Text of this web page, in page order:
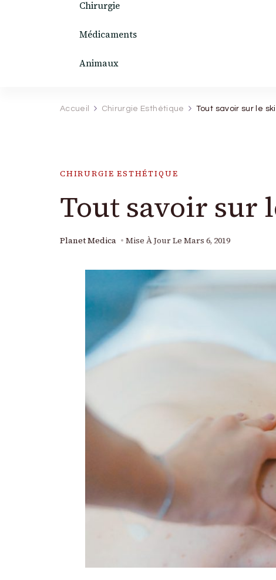
Chirurgie
Médicaments
Animaux
Accueil Chirurgie Esthétique Tout savoir sur le
CHIRURGIE ESTHÉTIQUE
Tout savoir sur
Planet Medica Mise À Jour Le Mars 6, 2019